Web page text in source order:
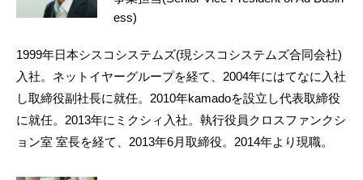
ess)
1999年日本シスコシステムズ(現シスコシステムズ合同会社)
入社。ネットイヤーグループを経て、2004年にはてなに入社
し取締役副社長に就任。2010年kamadoを設立し代表取締役
に就任。2013年にミクシィ入社。執行役員クロスファンクシ
ョン室 室長を経て、2013年6月取締役。2014年より現職。